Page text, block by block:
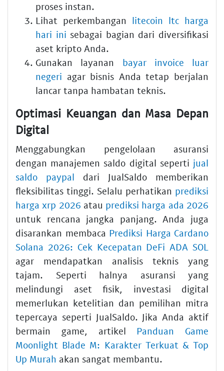
proses instan.
Lihat perkembangan litecoin ltc harga
hari ini sebagai bagian dari diversifikasi
aset kripto Anda.
Gunakan layanan bayar invoice luar
negeri agar bisnis Anda tetap berjalan
lancar tanpa hambatan teknis.
Optimasi Keuangan dan Masa Depan
Digital
Menggabungkan pengelolaan asuransi
dengan manajemen saldo digital seperti jual
saldo paypal dari JualSaldo memberikan
fleksibilitas tinggi. Selalu perhatikan prediksi
harga xrp 2026 atau prediksi harga ada 2026
untuk rencana jangka panjang. Anda juga
disarankan membaca Prediksi Harga Cardano
Solana 2026: Cek Kecepatan DeFi ADA SOL
agar mendapatkan analisis teknis yang
tajam. Seperti halnya asuransi yang
melindungi aset fisik, investasi digital
memerlukan ketelitian dan pemilihan mitra
tepercaya seperti JualSaldo. Jika Anda aktif
bermain game, artikel Panduan Game
Moonlight Blade M: Karakter Terkuat & Top
Up Murah akan sangat membantu.